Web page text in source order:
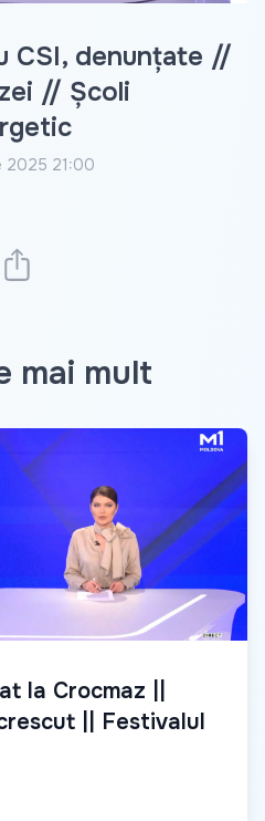
CSI, denunțate //
// Școli
2025 21:00
mai mult
la Crocmaz ||
|| Festivalul